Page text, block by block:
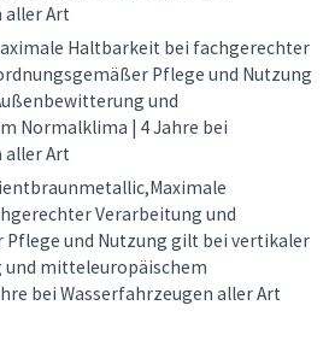
aller Art
Haltbarkeit bei fachgerechter
Pflege und Nutzung
und
Normalklima | 4 Jahre bei
aller Art
Verarbeitung und
und Nutzung gilt bei vertikaler
mitteleuropäischem
bei Wasserfahrzeugen aller Art